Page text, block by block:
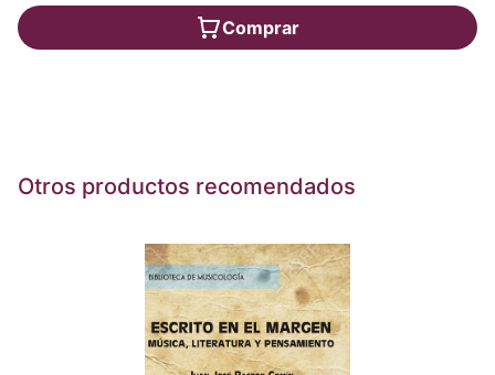
Comprar
Otros productos recomendados